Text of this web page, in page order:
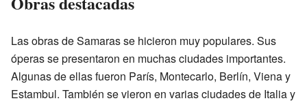
Las obras de Samaras se hicieron muy populares. Sus
óperas se presentaron en muchas ciudades importantes.
Algunas de ellas fueron París, Montecarlo, Berlín, Viena y
Estambul. También se vieron en varias ciudades de Italia y